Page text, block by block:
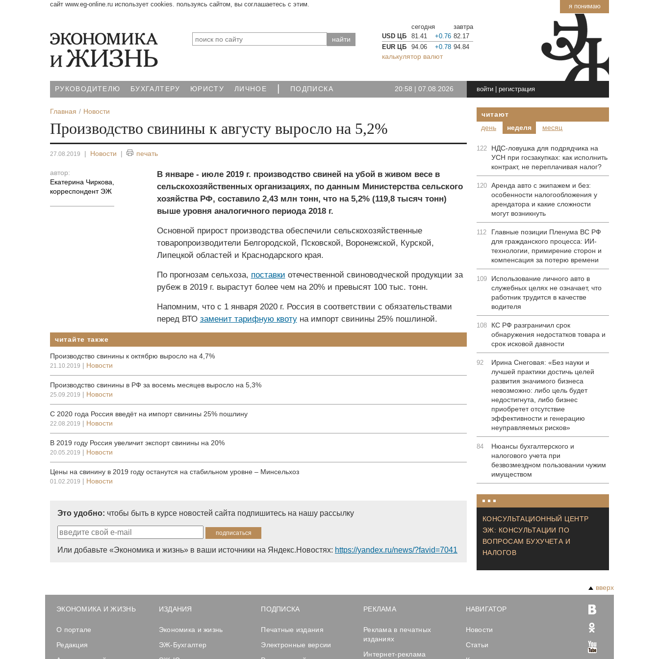
я понимаю
сайт www.eg-online.ru использует cookies. пользуясь сайтом, вы соглашаетесь с этим.
сегодня
завтра
USD ЦБ
81.41 +0.76 82.17
EUR ЦБ
94.06 +0.78 94.84
калькулятор валют
РУКОВОДИТЕЛЮ БУХГАЛТЕРУ ЮРИСТУ ЛИЧНОЕ | ПОДПИСКА 20:58 | 07.08.2026 войти| регистрация
Главная Новости
Производство свинины к августу выросло на 5,2%
27.08.2019 | Новости | печать
автор:
Екатерина Чиркова
корреспондент ЭЖ
В январе - июле 2019 г. производство свиней на убой в живом весе в
сельскохозяйственных организациях, по данным Министерства сельского
хозяйства РФ, составило 2,43 млн тонн, что на 5,2% (119,8 тысяч тонн)
выше уровня аналогичного периода 2018 г.
Основной прирост производства обеспечили сельскохозяйственные
товаропроизводители Белгородской, Псковской, Воронежской, Курской,
Липецкой областей и Краснодарского края.
По прогнозам сельхоза, поставки отечественной свиноводческой продукции за
рубеж в 2019 г. вырастут более чем на 20% и превысят 100 тыс. тонн.
Напомним, что с 1 января 2020 г. Россия в соответствии с обязательствами
перед ВТО заменит тарифную квотуна импорт свинины 25% пошлиной.
читайте также
Производство свинины к октябрю выросло на 4,7%
21.10.2019 | Новости
Производство свинины в РФ за восемь месяцев выросло на 5,3%
25.09.2019 | Новости
С 2020 года Россия введёт на импорт свинины 25% пошлину
22.08.2019 | Новости
В 2019 году Россия увеличит экспорт свинины на 20%
20.05.2019 | Новости
Цены на свинину в 2019 году останутся на стабильном уровне – Минсельхоз
01.02.2019 | Новости
Это удобно: чтобы быть в курсе новостей сайта подпишитесь на нашу рассылку
Или добавьте «Экономика и жизнь» в ваши источники на Яндекс.Новостях: https://yandex.ru/news/?favid=7041
читают
день
неделя месяц
122
НДС-ловушка для подрядчика на
УСН при госзакупках: как исполнить
контракт, не переплачивая налог?
120 Аренда авто с экипажем и без:
особенности налогообложения у
арендатора и какие сложности
могут возникнуть
112
Главные позиции Пленума ВС РФ
для гражданского процесса: ИИ-
технологии, примирение сторон и
компенсация за потерю времени
109
Использование личного авто в
служебных целях не означает, что
работник трудится в качестве
водителя
108
КС РФ разграничил срок
обнаружения недостатков товара и
срок исковой давности
92
Ирина Снеговая: «Без науки и
лучшей практики достичь целей
развития значимого бизнеса
невозможно: либо цель будет
недостигнута, либо бизнес
приобретет отсутствие
эффективности и генерацию
неуправляемых рисков»
84
Нюансы бухгалтерского и
налогового учета при
безвозмездном пользовании чужим
имуществом
КОНСУЛЬТАЦИОННЫЙ ЦЕНТР
ЭЖ: КОНСУЛЬТАЦИИ ПО
ВОПРОСАМ БУХУЧЕТА И
НАЛОГОВ
вверх
ЭКОНОМИКА И ЖИЗНЬ
О портале
Редакция
ИЗДАНИЯ
Экономика и жизнь
ЭЖ-Бухгалтер
ПОДПИСКА
Печатные издания
Электронные версии
РЕКЛАМА
Реклама в печатных
изданиях
Интернет-реклама
НАВИГАТОР
Новости
Статьи